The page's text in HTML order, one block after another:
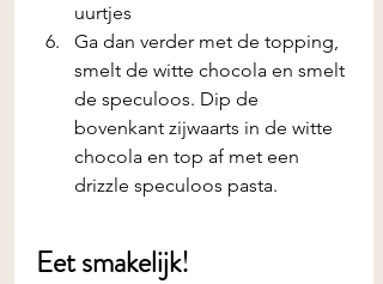
uurtjes
Ga dan verder met de topping,
smelt de witte chocola en smelt
de speculoos. Dip de
bovenkant zijwaarts in de witte
chocola en top af met een
drizzle speculoos pasta.
Eet smakelijk!